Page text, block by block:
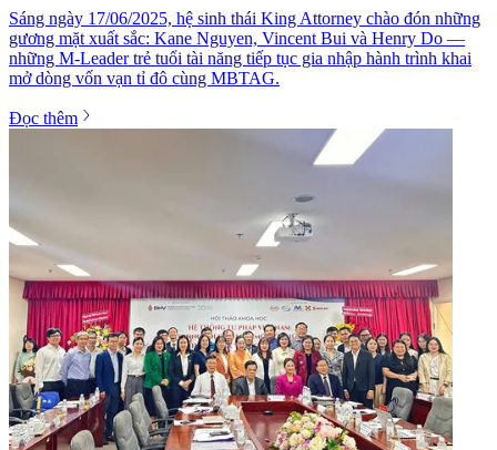
Sáng ngày 17/06/2025, hệ sinh thái King Attorney chào đón những
gương mặt xuất sắc: Kane Nguyen, Vincent Bui và Henry Do —
những M-Leader trẻ tuổi tài năng tiếp tục gia nhập hành trình khai
mở dòng vốn vạn tỉ đô cùng MBTAG.
Đọc thêm